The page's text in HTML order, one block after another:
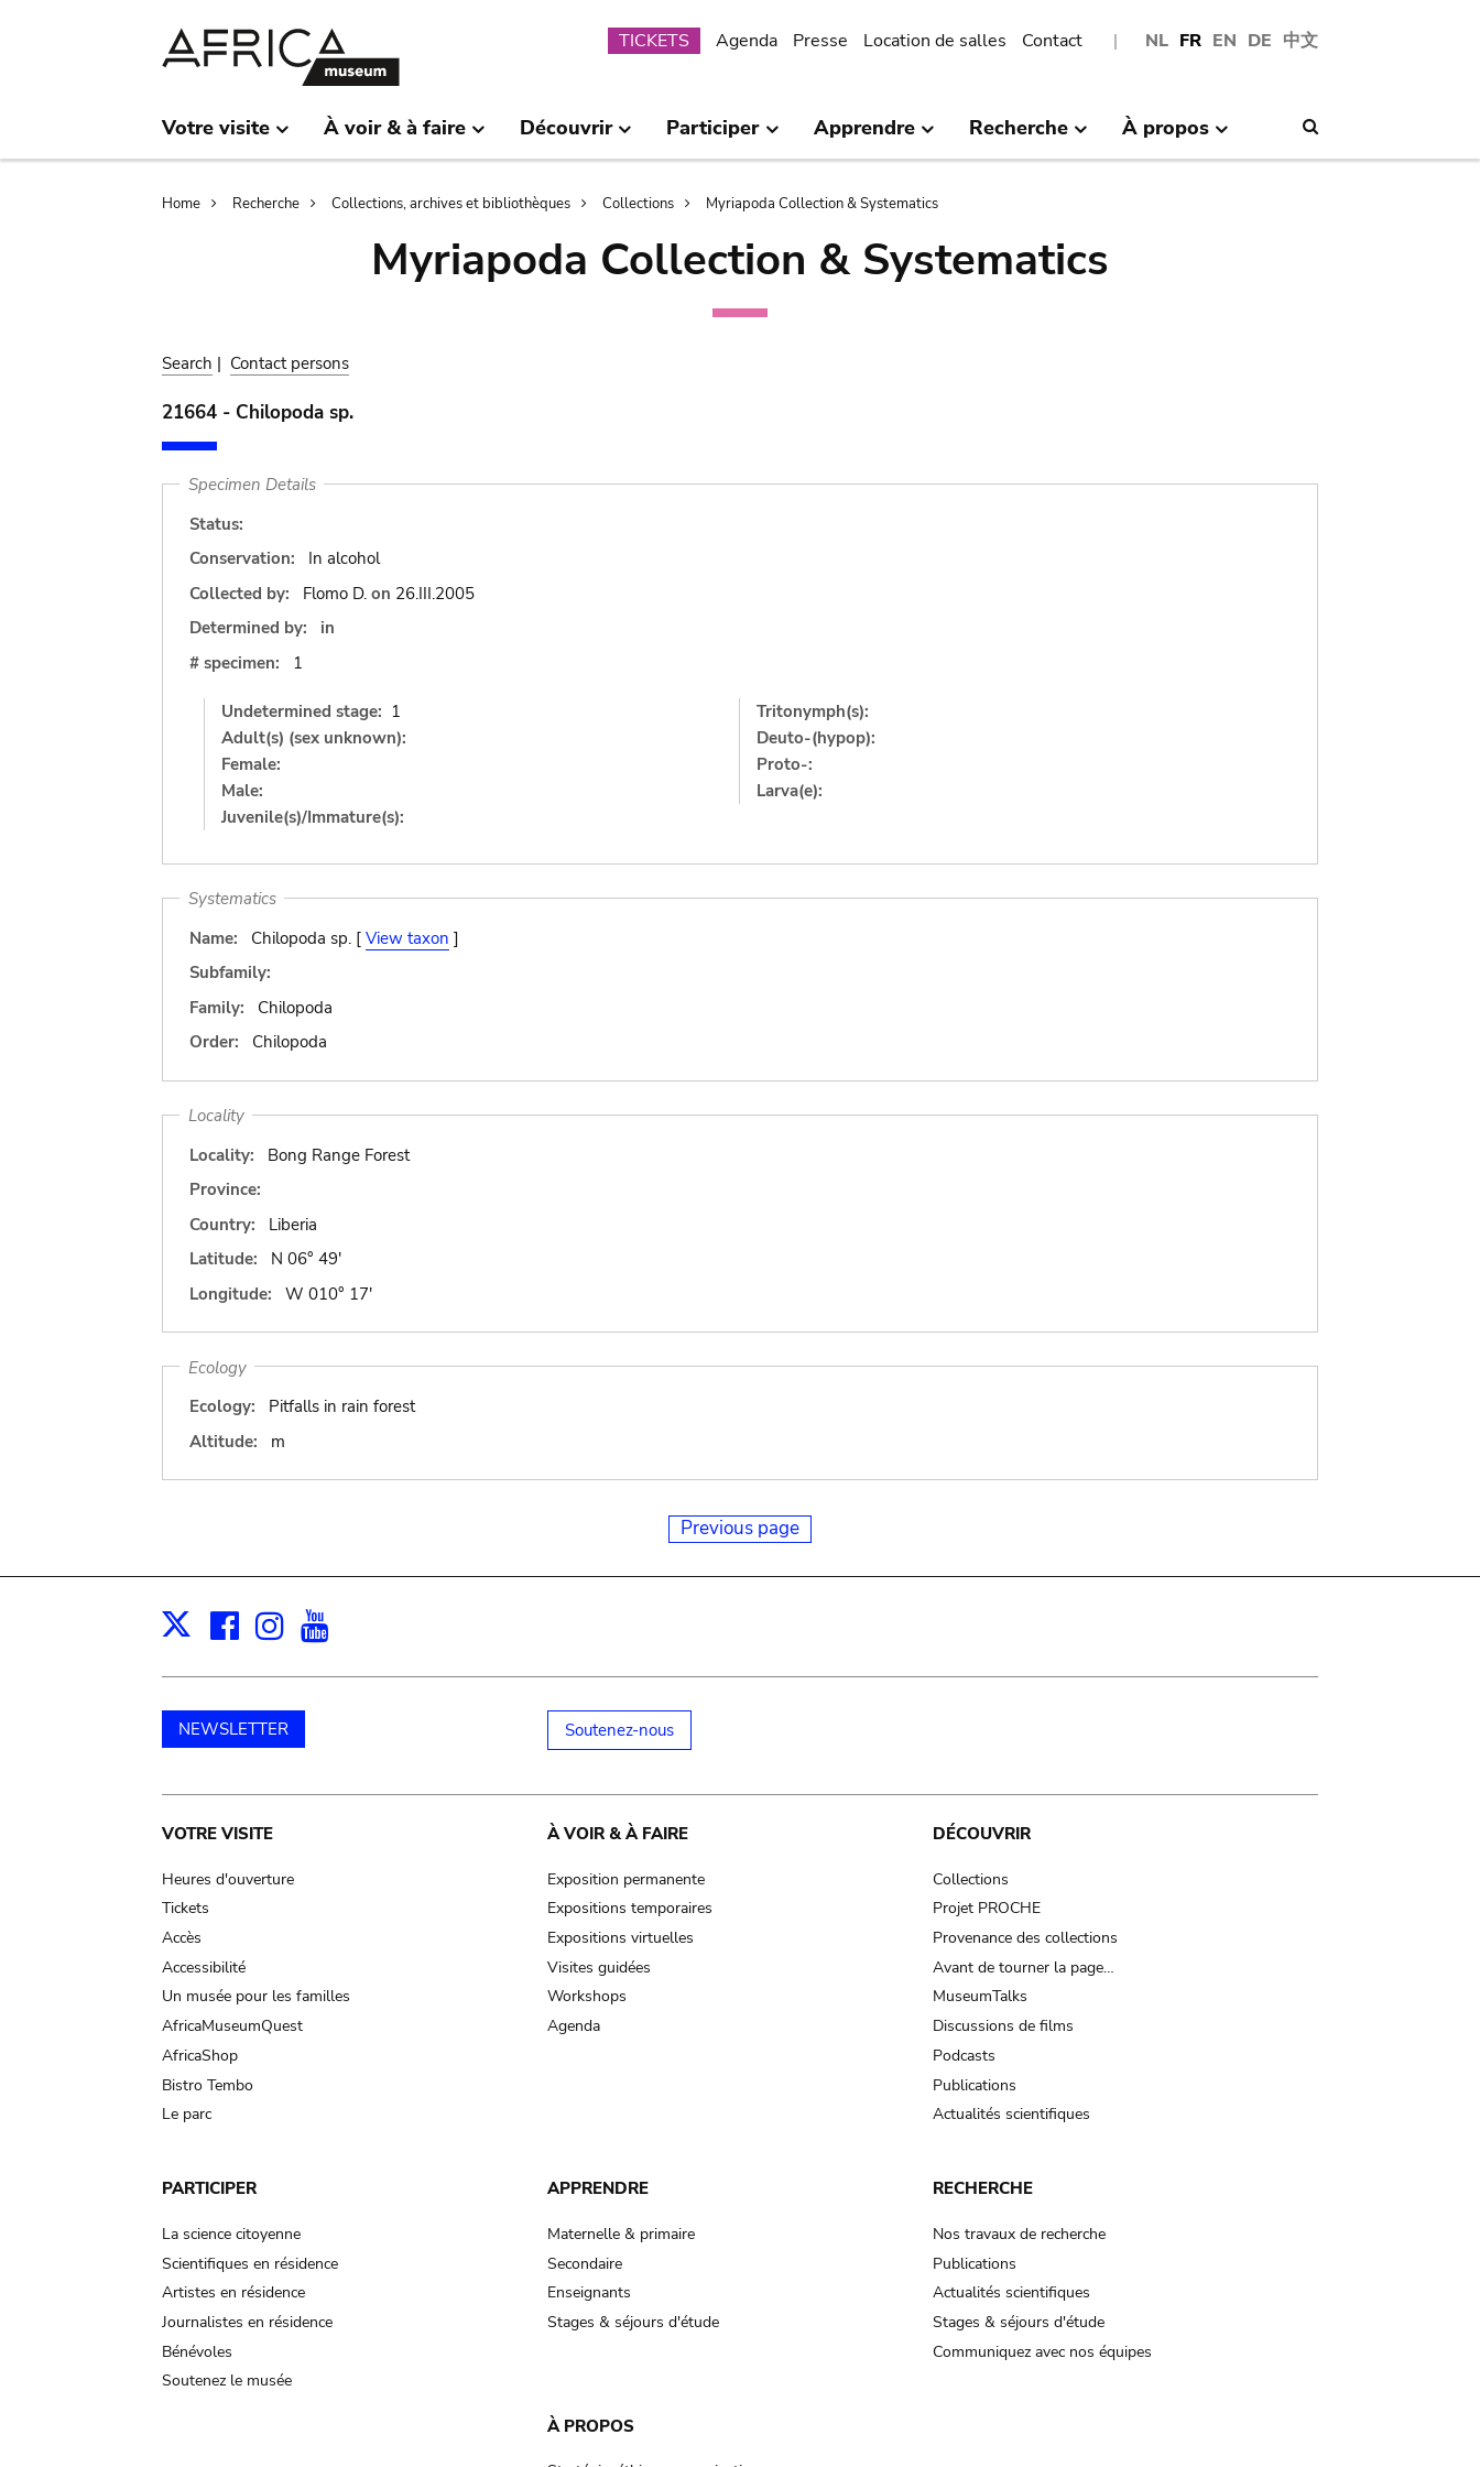
NL FR EN DE 中文
Submenu
TICKETS Agenda Presse Location de salles Contact
Votre visite À voir & à faire Découvrir Participer Apprendre Recherche À propos
Breadcrumb
Home Recherche Collections, archives et bibliothèques Collections Myriapoda Collection & Systematics
Myriapoda Collection & Systematics
Search | Contact persons
21664 - Chilopoda sp.
Specimen Details
Status:
Conservation:
In alcohol
Collected by:
Flomo D. on 26.III.2005
Determined by:
in
# specimen:
1
Undetermined stage: 1
Adult(s) (sex unknown):
Female:
Male:
Juvenile(s)/Immature(s):
Tritonymph(s):
Deuto-(hypop):
Proto-:
Larva(e):
Systematics
Name:
Chilopoda sp. [ View taxon ]
Subfamily:
Family:
Chilopoda
Order:
Chilopoda
Locality
Locality:
Bong Range Forest
Province:
Country:
Liberia
Latitude:
N 06° 49'
Longitude:
W 010° 17'
Ecology
Ecology:
Pitfalls in rain forest
Altitude:
m
Previous page
X Facebook
Instagram
NEWSLETTER Soutenez-nous
Main
navigation
VOTRE VISITE
Heures d'ouverture
Tickets
Accès
Accessibilité
Un musée pour les familles
AfricaMuseumQuest
AfricaShop
Bistro Tembo
Le parc
À VOIR & À FAIRE
Exposition permanente
Expositions temporaires
Expositions virtuelles
Visites guidées
Workshops
Agenda
DÉCOUVRIR
Collections
Projet PROCHE
Provenance des collections
Avant de tourner la page…
MuseumTalks
Discussions de films
Podcasts
Publications
Actualités scientifiques
PARTICIPER
La science citoyenne
Scientifiques en résidence
Artistes en résidence
Journalistes en résidence
Bénévoles
Soutenez le musée
APPRENDRE
Maternelle & primaire
Secondaire
Enseignants
Stages & séjours d'étude
RECHERCHE
Nos travaux de recherche
Publications
Actualités scientifiques
Stages & séjours d'étude
Communiquez avec nos équipes
À PROPOS